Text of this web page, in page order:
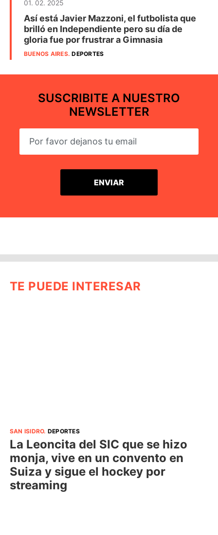
01. 02. 2025
Así está Javier Mazzoni, el futbolista que
brilló en Independiente pero su día de
gloria fue por frustrar a Gimnasia
BUENOS AIRES.DEPORTES
SUSCRIBITE A NUESTRO
NEWSLETTER
TE PUEDE INTERESAR
SAN ISIDRO. DEPORTES
La Leoncita del SIC que se hizo
monja, vive en un convento en
Suiza y sigue el hockey por
streaming